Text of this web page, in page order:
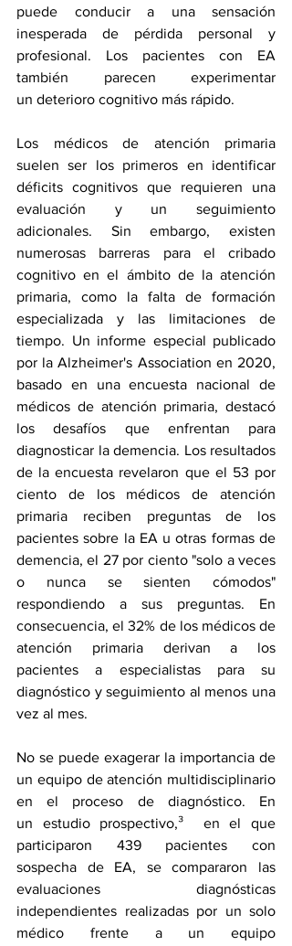
puede conducir a una sensación
inesperada de pérdida personal y
profesional. Los pacientes con EA
también parecen experimentar
un deterioro cognitivo más rápido.
Los médicos de atención primaria
suelen ser los primeros en identificar
déficits cognitivos que requieren una
evaluación y un seguimiento
adicionales. Sin embargo, existen
numerosas barreras para el cribado
cognitivo en el ámbito de la atención
primaria, como la falta de formación
especializada y las limitaciones de
tiempo. Un informe especial publicado
por la Alzheimer's Association en 2020,
basado en una encuesta nacional de
médicos de atención primaria, destacó
los desafíos que enfrentan para
diagnosticar la demencia. Los resultados
de la encuesta revelaron que el 53 por
ciento de los médicos de atención
primaria reciben preguntas de los
pacientes sobre la EA u otras formas de
demencia, el 27 por ciento "solo a veces
o nunca se sienten cómodos"
respondiendo a sus preguntas. En
consecuencia, el 32% de los médicos de
atención primaria derivan a los
pacientes a especialistas para su
diagnóstico y seguimiento al menos una
vez al mes.
No se puede exagerar la importancia de
un equipo de atención multidisciplinario
en el proceso de diagnóstico. En
un estudio prospectivo,³  en el que
participaron 439 pacientes con
sospecha de EA, se compararon las
evaluaciones diagnósticas
independientes realizadas por un solo
médico frente a un equipo